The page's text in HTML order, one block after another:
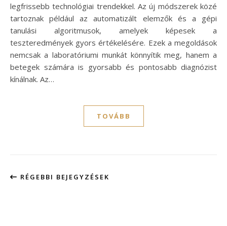
legfrissebb technológiai trendekkel. Az új módszerek közé
tartoznak például az automatizált elemzők és a gépi
tanulási algoritmusok, amelyek képesek a
teszteredmények gyors értékelésére. Ezek a megoldások
nemcsak a laboratóriumi munkát könnyítik meg, hanem a
betegek számára is gyorsabb és pontosabb diagnózist
kínálnak. Az…
TOVÁBB
RÉGEBBI BEJEGYZÉSEK